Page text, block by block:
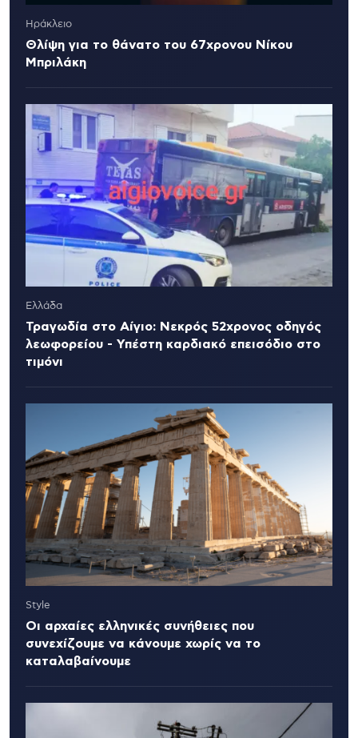
Ηράκλειο
Θλίψη για το θάνατο του 67χρονου Νίκου
Μπριλάκη
Ελλάδα
Τραγωδία στο Αίγιο: Νεκρός 52χρονος οδηγός
λεωφορείου - Υπέστη καρδιακό επεισόδιο στο
τιμόνι
Style
Οι αρχαίες ελληνικές συνήθειες που
συνεχίζουμε να κάνουμε χωρίς να το
καταλαβαίνουμε